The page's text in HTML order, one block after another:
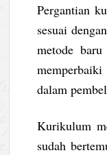
Pergantian
sesuai
metode
dalam
Kurikulum
sudah